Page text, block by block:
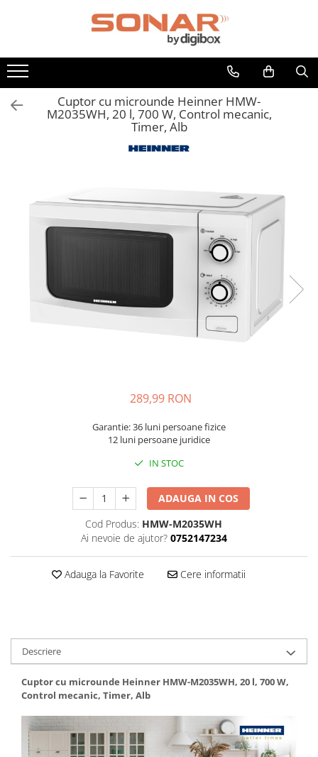
Televizoare
Telefoane mobile si accesorii
Boxe Portabile
Radio Ceas
Componente PC - Periferice
Plita incorporabila gaz
incorporabila
Cablu de legatura
Casa si bucatarie
Accesorii decorative
Ceasuri
Cosuri decor
cutie bijuteriie
Difuzor arome
Lumanari
Oglinzi
Cuptor cu microunde Heinner HMW-
M2035WH, 20 l, 700 W, Control mecanic,
Timer, Alb
289,99 RON
Garantie: 36 luni persoane fizice
12 luni persoane juridice
IN STOC
ADAUGA IN COS
Cod Produs: HMW-M2035WH
Ai nevoie de ajutor? 0752147234
Adauga la Favorite Cere informatii
Descriere
Cuptor cu microunde Heinner HMW-M2035WH, 20 l, 700 W,
Control mecanic, Timer, Alb